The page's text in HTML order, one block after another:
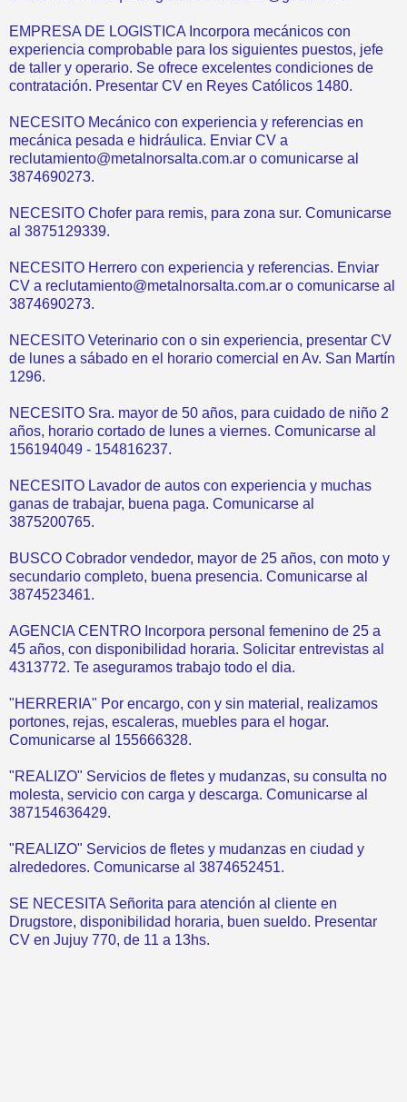
EMPRESA DE LOGISTICA Incorpora mecánicos con
experiencia comprobable para los siguientes puestos, jefe
de taller y operario. Se ofrece excelentes condiciones de
contratación. Presentar CV en Reyes Católicos 1480.
NECESITO Mecánico con experiencia y referencias en
mecánica pesada e hidráulica. Enviar CV a
reclutamiento@metalnorsalta.com.ar o comunicarse al
3874690273.
NECESITO Chofer para remis, para zona sur. Comunicarse
al 3875129339.
NECESITO Herrero con experiencia y referencias. Enviar
CV a reclutamiento@metalnorsalta.com.ar o comunicarse al
3874690273.
NECESITO Veterinario con o sin experiencia, presentar CV
de lunes a sábado en el horario comercial en Av. San Martín
1296.
NECESITO Sra. mayor de 50 años, para cuidado de niño 2
años, horario cortado de lunes a viernes. Comunicarse al
156194049 - 154816237.
NECESITO Lavador de autos con experiencia y muchas
ganas de trabajar, buena paga. Comunicarse al
3875200765.
BUSCO Cobrador vendedor, mayor de 25 años, con moto y
secundario completo, buena presencia. Comunicarse al
3874523461.
AGENCIA CENTRO Incorpora personal femenino de 25 a
45 años, con disponibilidad horaria. Solicitar entrevistas al
4313772. Te aseguramos trabajo todo el dia.
"HERRERIA" Por encargo, con y sin material, realizamos
portones, rejas, escaleras, muebles para el hogar.
Comunicarse al 155666328.
"REALIZO" Servicios de fletes y mudanzas, su consulta no
molesta, servicio con carga y descarga. Comunicarse al
387154636429.
"REALIZO" Servicios de fletes y mudanzas en ciudad y
alrededores. Comunicarse al 3874652451.
SE NECESITA Señorita para atención al cliente en
Drugstore, disponibilidad horaria, buen sueldo. Presentar
CV en Jujuy 770, de 11 a 13hs.